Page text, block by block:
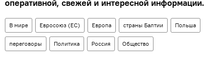
оперативной, свежей и интересной информации.
В мире Евросоюз (ЕС) Европа страны Балтии Польша
переговоры Политика Россия Общество